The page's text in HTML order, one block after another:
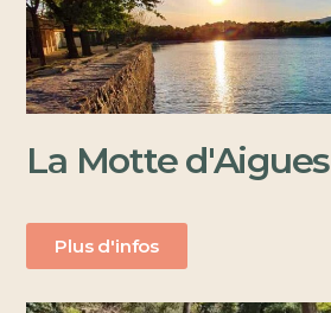
La Motte d'Aigues
Plus d'infos